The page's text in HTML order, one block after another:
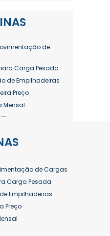
de
Carga Pesada
de Empilhadeiras
Preço
Mensal
Diária Valor
Elétrica Preço
Mensal
Preço
Valor
Eletricas
de Cargas
Carga Pesada
Empilhadeiras
Preço